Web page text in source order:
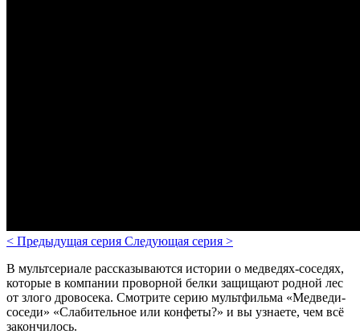
< Предыдущая серия Следующая серия >
В мультсериале рассказываются истории о медведях-соседях,
которые в компании проворной белки защищают родной лес
от злого дровосека. Смотрите серию мультфильма «Медведи-
соседи» «Слабительное или конфеты?» и вы узнаете, чем всё
закончилось.